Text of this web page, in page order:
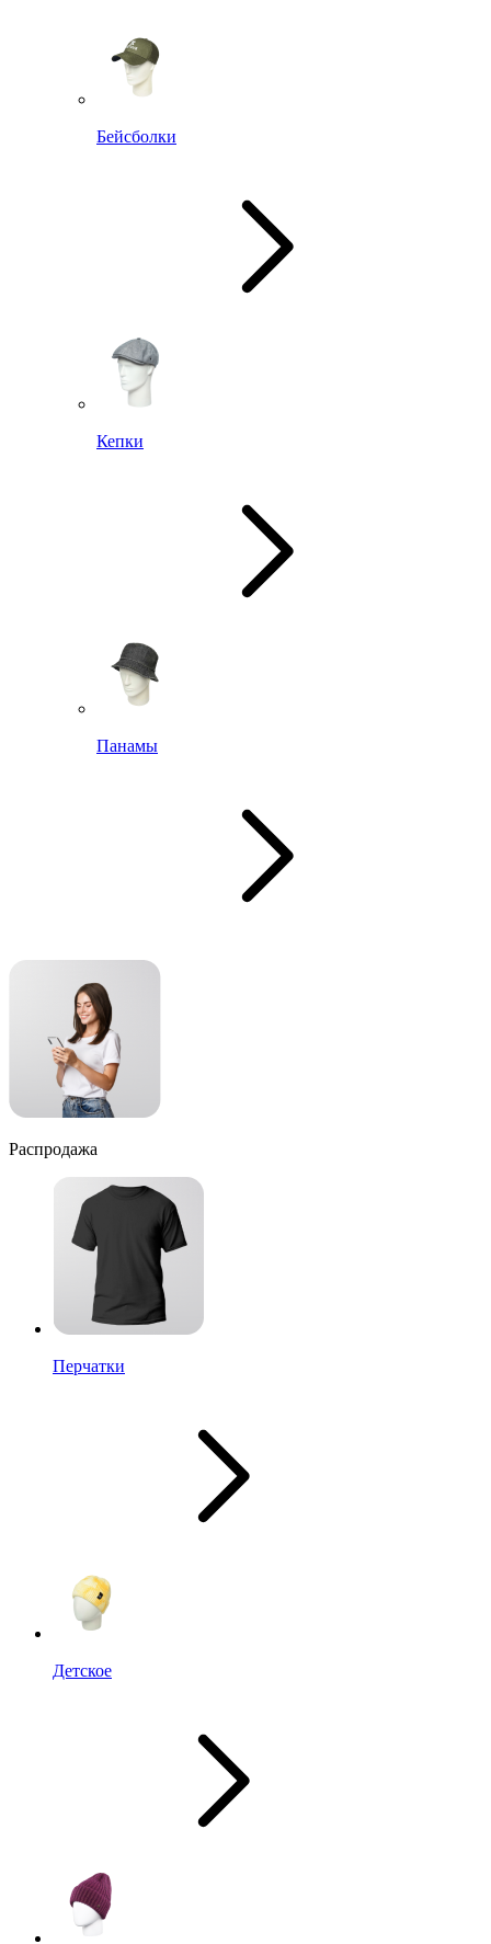
Бейсболки
Кепки
Панамы
Распродажа
Перчатки
Детское